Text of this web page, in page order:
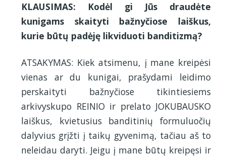
KLAUSIMAS: Kodėl gi Jūs draudėte
kunigams skaityti bažnyčiose laiškus,
kurie būtų padėję likviduoti banditizmą?
ATSAKYMAS: Kiek atsimenu, į mane kreipėsi
vienas ar du kunigai, prašydami leidimo
perskaityti bažnyčiose tikintiesiems
arkivyskupo REINIO ir prelato JOKUBAUSKO
laiškus, kvietusius banditinių formuluočių
dalyvius grįžti į taikų gyvenimą, tačiau aš to
neleidau daryti. Jeigu į mane būtų kreipęsi ir